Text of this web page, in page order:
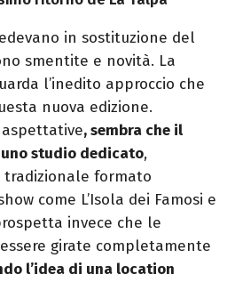
in sostituzione del
smentite e novità. La
l’inedito approccio che
nuova edizione.
, sembra che il
studio dedicato,
tradizionale formato
come L’Isola dei Famosi e
invece che le
girate completamente
l’idea di una location